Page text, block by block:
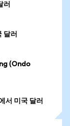
러
달러
(Ondo
미국 달러